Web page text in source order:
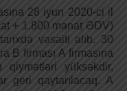
28 iyun 2020-ci il
+ 1.800 manat ƏDV)
vəsaiti alıb. 30
B firması A firmasına
qiymətləri yüksəkdir,
geri qaytarılacaq. A